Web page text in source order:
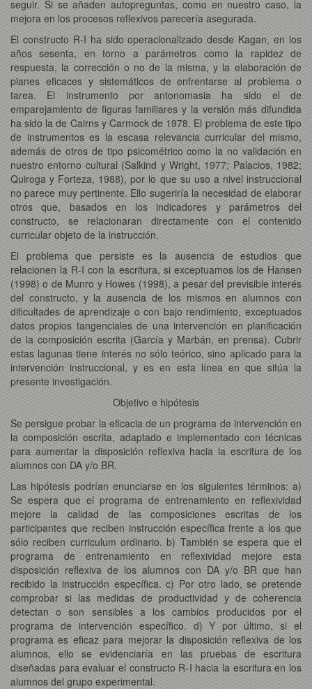
seguir. Si se añaden autopreguntas, como en nuestro caso, la
mejora en los procesos reflexivos parecería asegurada.
El constructo R-I ha sido operacionalizado desde Kagan, en los
años sesenta, en torno a parámetros como la rapidez de
respuesta, la corrección o no de la misma, y la elaboración de
planes eficaces y sistemáticos de enfrentarse al problema o
tarea. El instrumento por antonomasia ha sido el de
emparejamiento de figuras familiares y la versión más difundida
ha sido la de Cairns y Carmock de 1978. El problema de este tipo
de instrumentos es la escasa relevancia curricular del mismo,
además de otros de tipo psicométrico como la no validación en
nuestro entorno cultural (Salkind y Wright, 1977; Palacios, 1982;
Quiroga y Forteza, 1988), por lo que su uso a nivel instruccional
no parece muy pertinente. Ello sugeriría la necesidad de elaborar
otros que, basados en los indicadores y parámetros del
constructo, se relacionaran directamente con el contenido
curricular objeto de la instrucción.
El problema que persiste es la ausencia de estudios que
relacionen la R-I con la escritura, si exceptuamos los de Hansen
(1998) o de Munro y Howes (1998), a pesar del previsible interés
del constructo, y la ausencia de los mismos en alumnos con
dificultades de aprendizaje o con bajo rendimiento, exceptuados
datos propios tangenciales de una intervención en planificación
de la composición escrita (García y Marbán, en prensa). Cubrir
estas lagunas tiene interés no sólo teórico, sino aplicado para la
intervención instruccional, y es en esta línea en que sitúa la
presente investigación.
Objetivo e hipótesis
Se persigue probar la eficacia de un programa de intervención en
la composición escrita, adaptado e implementado con técnicas
para aumentar la disposición reflexiva hacia la escritura de los
alumnos con DA y/o BR.
Las hipótesis podrían enunciarse en los siguientes términos: a)
Se espera que el programa de entrenamiento en reflexividad
mejore la calidad de las composiciones escritas de los
participantes que reciben instrucción específica frente a los que
sólo reciben curriculum ordinario. b) También se espera que el
programa de entrenamiento en reflexividad mejore esta
disposición reflexiva de los alumnos con DA y/o BR que han
recibido la instrucción específica. c) Por otro lado, se pretende
comprobar si las medidas de productividad y de coherencia
detectan o son sensibles a los cambios producidos por el
programa de intervención específico. d) Y por último, si el
programa es eficaz para mejorar la disposición reflexiva de los
alumnos, ello se evidenciaría en las pruebas de escritura
diseñadas para evaluar el constructo R-I hacia la escritura en los
alumnos del grupo experimental.